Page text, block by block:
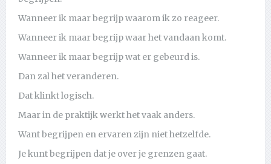
Wanneer ik maar begrijp waarom ik zo reageer.
Wanneer ik maar begrijp waar het vandaan komt.
Wanneer ik maar begrijp wat er gebeurd is.
Dan zal het veranderen.
Dat klinkt logisch.
Maar in de praktijk werkt het vaak anders.
Want begrijpen en ervaren zijn niet hetzelfde.
Je kunt begrijpen dat je over je grenzen gaat.